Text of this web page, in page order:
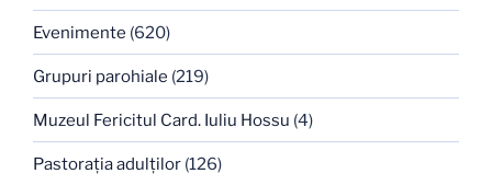
Evenimente (620)
Grupuri parohiale (219)
Muzeul Fericitul Card. Iuliu Hossu (4)
Pastoraţia adulţilor (126)